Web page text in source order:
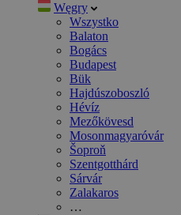
Węgry
Wszystko
Balaton
Bogács
Budapest
Bük
Hajdúszoboszló
Hévíz
Mezőkövesd
Mosonmagyaróvár
Šoproň
Szentgotthárd
Sárvár
Zalakaros
…